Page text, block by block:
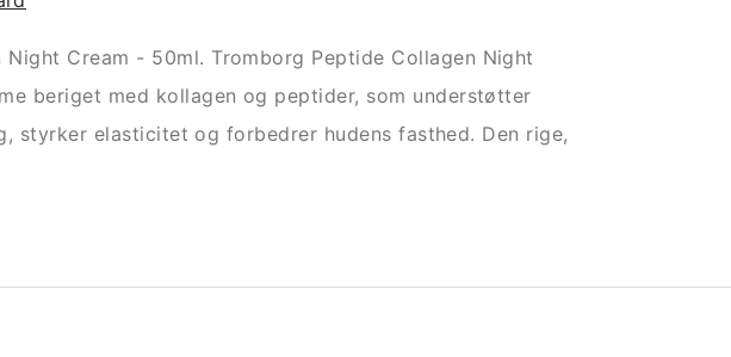
Cream - 50ml. Tromborg Peptide Collagen Night
beriget med kollagen og peptider, som understøtter
styrker elasticitet og forbedrer hudens fasthed. Den rige,